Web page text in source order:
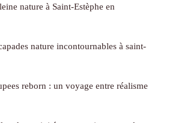
nature à Saint-Estèphe en
nature incontournables à saint-
reborn : un voyage entre réalisme